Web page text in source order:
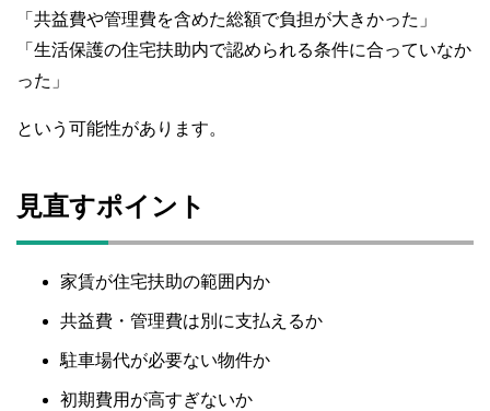
「共益費や管理費を含めた総額で負担が大きかった」
「生活保護の住宅扶助内で認められる条件に合っていなか
った」
という可能性があります。
見直すポイント
家賃が住宅扶助の範囲内か
共益費・管理費は別に支払えるか
駐車場代が必要ない物件か
初期費用が高すぎないか